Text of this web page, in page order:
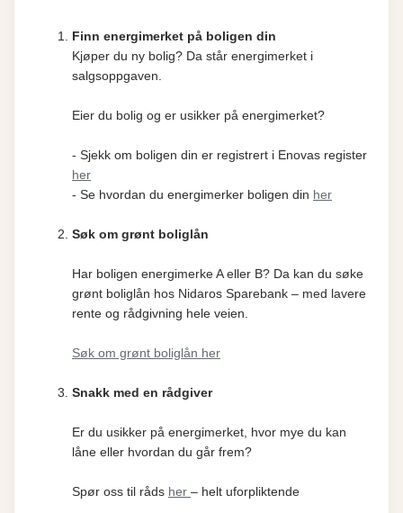
Finn energimerket på boligen din
Kjøper du ny bolig? Da står energimerket i
salgsoppgaven.
Eier du bolig og er usikker på energimerket?
- Sjekk om boligen din er registrert i Enovas register
her
- Se hvordan du energimerker boligen din her
Søk om grønt boliglån
Har boligen energimerke A eller B? Da kan du søke
grønt boliglån hos Nidaros Sparebank – med lavere
rente og rådgivning hele veien.
Søk om grønt boliglån her
Snakk med en rådgiver
Er du usikker på energimerket, hvor mye du kan
låne eller hvordan du går frem?
Spør oss til råds her – helt uforpliktende